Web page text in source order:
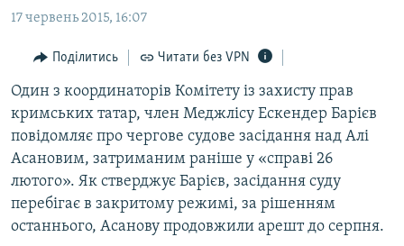
Перейти
пошуку
ПОГЛЯД
ІНТЕРВ'Ю
ВСЕ ЗА ДЕНЬ
СПЕЦПРОЕКТИ
ДЕПОРТАЦІЯ
ВІДЕОУРОКИ «ELIFBE»
СВІДЧЕННЯ ОКУПАЦІЇ
ЯК ОБІЙТИ БЛОКУВАННЯ
Русский
17 червень 2015, 16:07
Поділитись Читати без VPN
Один з координаторів Комітету із захисту прав
кримських татар, член Меджлісу Ескендер Барієв
повідомляє про чергове судове засідання над Алі
Асановим, затриманим раніше у «справі 26
лютого». Як стверджує Барієв, засідання суду
перебігає в закритому режимі, за рішенням
останнього, Асанову продовжили арешт до серпня.